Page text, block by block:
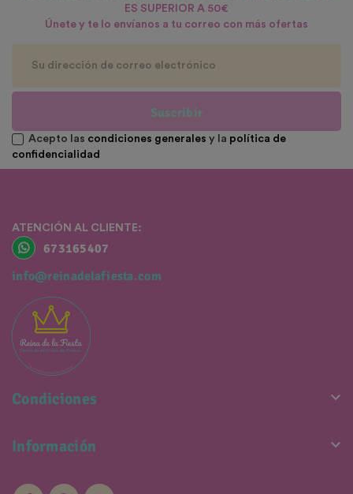
ES SUPERIOR A 50€
Únete y te lo envíanos a tu correo con más ofertas
Suscribir
Acepto las condiciones generales y la política de
confidencialidad
ATENCIÓN AL CLIENTE:
673165407
info@reinadelafiesta.com
Condiciones 
Información 